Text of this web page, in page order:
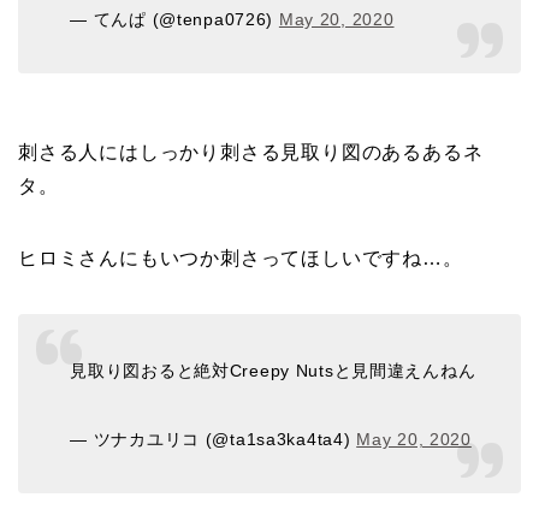
— てんぱ (@tenpa0726) May 20, 2020
刺さる人にはしっかり刺さる見取り図のあるあるネ
タ。
ヒロミさんにもいつか刺さってほしいですね…。
見取り図おると絶対Creepy Nutsと見間違えんねん
— ツナカユリコ (@ta1sa3ka4ta4) May 20, 2020